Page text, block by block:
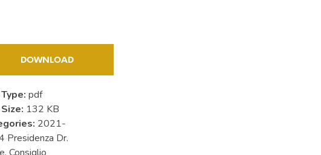
DOWNLOAD
pdf
132 KB
2021-
Presidenza Dr.